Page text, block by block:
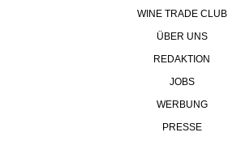
WINE TRADE CLUB
ÜBER UNS
REDAKTION
JOBS
WERBUNG
PRESSE